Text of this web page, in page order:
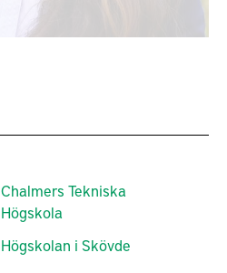
Chalmers Tekniska
Högskola
Högskolan i Skövde